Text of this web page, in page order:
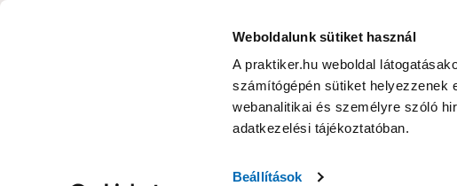
Weboldalunk sütiket használ
A praktiker.hu weboldal
számítógépén sütiket helyezzenek
webanalitikai és személyre szóló
adatkezelési tájékoztatóban.
Beállítások
KATEGÓRIÁK
Nyereményjáték Praktiker